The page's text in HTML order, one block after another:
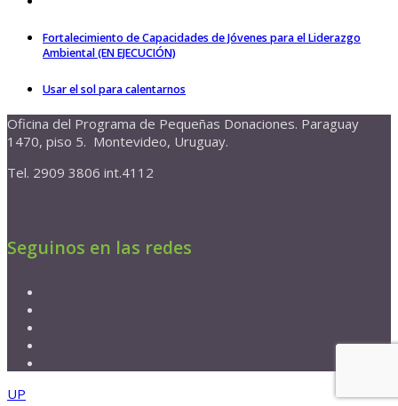
Fortalecimiento de Capacidades de Jóvenes para el Liderazgo
Ambiental (EN EJECUCIÓN)
Usar el sol para calentarnos
Oficina del Programa de Pequeñas Donaciones. Paraguay
1470, piso 5. Montevideo, Uruguay.
Tel. 2909 3806 int.4112
Seguinos en las redes
UP